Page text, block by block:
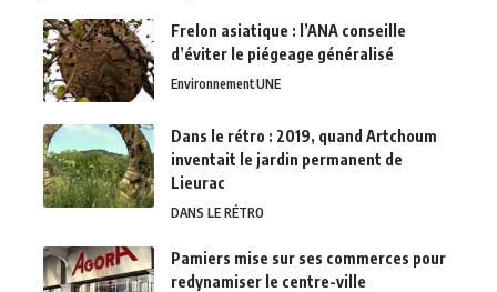
Frelon asiatique : l’ANA conseille
d’éviter le piégeage généralisé
EnvironnementUNE
Dans le rétro : 2019, quand Artchoum
inventait le jardin permanent de
Lieurac
DANS LE RÉTRO
Pamiers mise sur ses commerces pour
redynamiser le centre-ville